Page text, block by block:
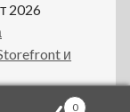
2026
и
0